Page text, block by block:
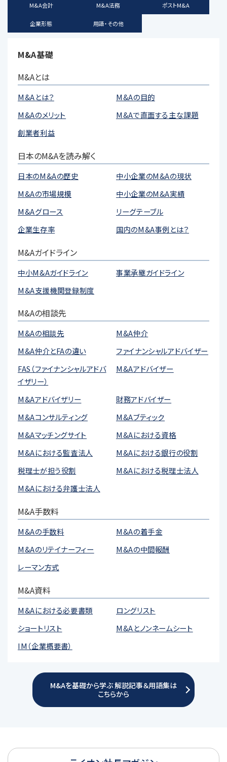
M&A会計 M&A法務 ポストM&A
企業形態 用語・その他
M&A基礎
M&Aとは
M&Aとは？
M&Aの目的
M&Aのメリット
M&Aで直面する主な課題
創業者利益
日本のM&Aを読み解く
日本のM&Aの歴史
中小企業のM&Aの現状
M&Aの市場規模
中小企業のM&A実績
M&Aグロース
リーグテーブル
企業生存率
国内のM&A事例とは？
M&Aガイドライン
中小M&Aガイドライン
事業承継ガイドライン
M&A支援機関登録制度
M&Aの相談先
M&Aの相談先
M&A仲介
M&A仲介とFAの違い
ファイナンシャルアドバイザー
FAS（ファイナンシャルアドバ
イザリー）
M&Aアドバイザー
M&Aアドバイザリー
財務アドバイザー
M&Aコンサルティング
M&Aブティック
M&Aマッチングサイト
M&Aにおける資格
M&Aにおける監査法人
M&Aにおける銀行の役割
税理士が担う役割
M&Aにおける税理士法人
M&Aにおける弁護士法人
M&A手数料
M&Aの手数料
M&Aの着手金
M&Aのリテイナーフィー
M&Aの中間報酬
レーマン方式
M&A資料
M&Aにおける必要書類
ロングリスト
ショートリスト
M&Aとノンネームシート
IM（企業概要書）
M&Aを基礎から学ぶ 解説記事＆用語集は
こちらから